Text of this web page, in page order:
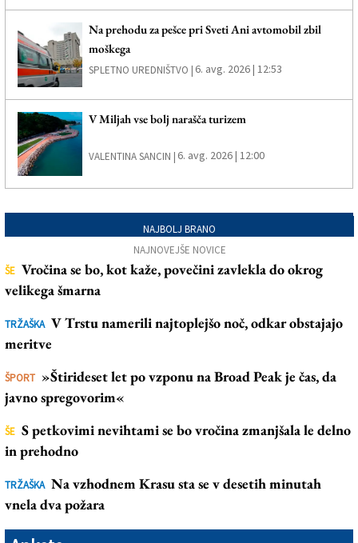
Na prehodu za pešce pri Sveti Ani avtomobil zbil
moškega
SPLETNO UREDNIŠTVO | 6. avg. 2026 | 12:53
V Miljah vse bolj narašča turizem
VALENTINA SANCIN | 6. avg. 2026 | 12:00
NAJBOLJ BRANO
NAJNOVEJŠE NOVICE
ŠE Vročina se bo, kot kaže, povečini zavlekla do okrog
velikega šmarna
TRŽAŠKA V Trstu namerili najtoplejšo noč, odkar obstajajo
meritve
ŠPORT »Štirideset let po vzponu na Broad Peak je čas, da
javno spregovorim«
ŠE S petkovimi nevihtami se bo vročina zmanjšala le delno
in prehodno
TRŽAŠKA Na vzhodnem Krasu sta se v desetih minutah
vnela dva požara